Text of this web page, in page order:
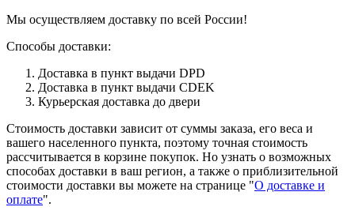
Мы осуществляем доставку по всей России!
Способы доставки:
Доставка в пункт выдачи DPD
Доставка в пункт выдачи CDEK
Курьерская доставка до двери
Стоимость доставки зависит от суммы заказа, его веса и
вашего населенного пункта, поэтому точная стоимость
рассчитывается в корзине покупок. Но узнать о возможных
способах доставки в ваш регион, а также о приблизительной
стоимости доставки вы можете на странице "О доставке и
оплате".